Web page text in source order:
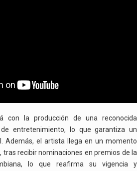
con la producción de una reconocida
entretenimiento, lo que garantiza un
Además, el artista llega en un momento
recibir nominaciones en premios de la
lo que reafirma su vigencia y